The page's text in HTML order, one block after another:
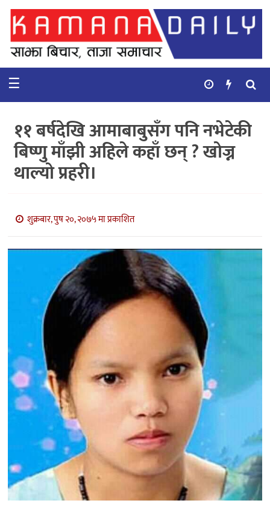
गृहपृष्ठ
समाचार
कुराकानी
अर्थ
र
भिडियो
सिफारिस
☰
११ बर्षदेखि आमाबाबुसँग पनि नभेटेकी
बिष्णु माँझी अहिले कहाँ छन् ? खोज्न
थाल्यो प्रहरी।
शुक्रबार, पुष २०, २०७५ मा प्रकाशित